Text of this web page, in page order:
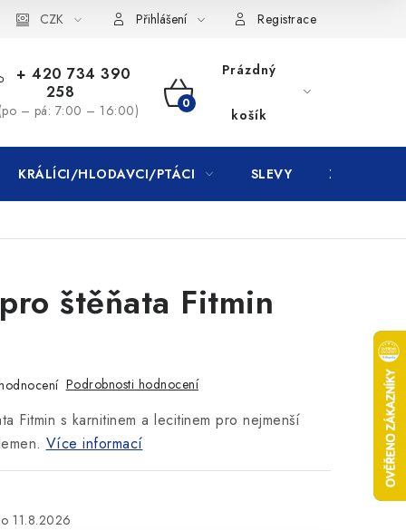
CZK Přihlášení Registrace
+ 420 734 390
258
(po – pá: 7:00 – 16:00)
NÁKUPNÍ
KOŠÍK
Prázdný
košík
KRÁLÍCI/HLODAVCI/PTÁCI SLEVY ZNAČKY
štěňata Fitmin
Podrobnosti hodnocení
Fitmin s karnitinem a lecitinem pro nejmenší
Více informací
11.8.2026